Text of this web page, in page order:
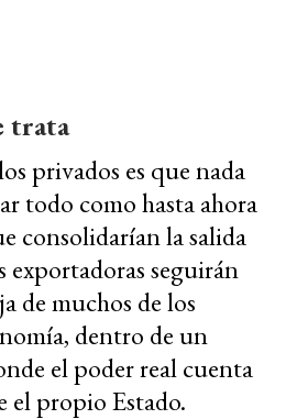
trata
privados es que nada
todo como hasta ahora
consolidarían la salida
seguirán
de muchos de los
dentro de un
el poder real cuenta
el propio Estado.